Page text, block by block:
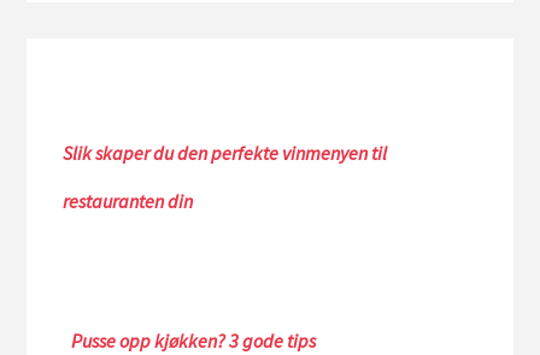
Slik skaper du den perfekte vinmenyen til
restauranten din
Pusse opp kjøkken? 3 gode tips